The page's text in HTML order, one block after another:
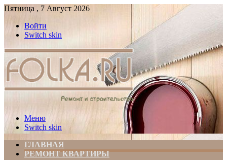
Пятница , 7 Август 2026
Войти
Switch skin
Меню
Switch skin
ГЛАВНАЯ
РЕМОНТ КВАРТИРЫ